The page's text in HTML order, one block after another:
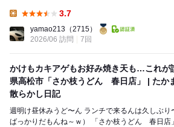
3.7
yamao213 （2715）
2026/06 訪問
7回
かけもカキアゲもお好み焼き天も…これ
県高松市「さか枝うどん 春日店」 | たか
散らかし日記
週明け昼休みうど〜ん ランチで来るんは久しぶり〜✋（いつも朝うどん
ばっかりだもんね～ｗ） 「さか枝うどん 春日店」さん。 讃岐セルフの